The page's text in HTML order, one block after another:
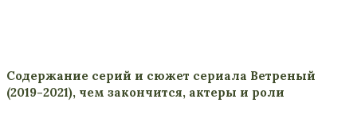
Содержание серий и сюжет сериала Ветреный
(2019-2021), чем закончится, актеры и роли